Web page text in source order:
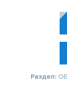
Раздел: